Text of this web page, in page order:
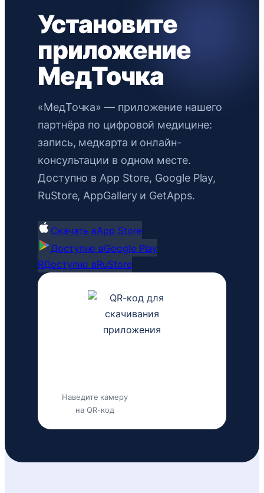
Установите
приложение
МедТочка
«МедТочка» — приложение нашего
партнёра по цифровой медицине:
запись, медкарта и онлайн-
консультации в одном месте.
Доступно в App Store, Google Play,
RuStore, AppGallery и GetApps.
Скачать вApp Store
Доступно вGoogle Play
RДоступно вRuStore
Наведите камеру
на QR-код